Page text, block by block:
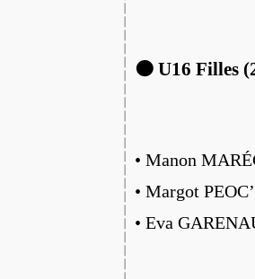
🟠 U16 Filles
• Manon
• Margot
• Eva